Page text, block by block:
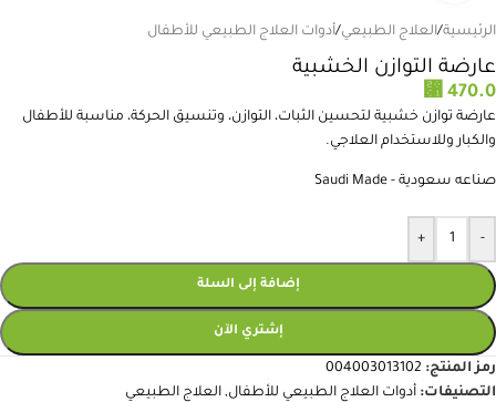
الرئيسية/العلاج الطبيعي/أدوات العلاج الطبيعي للأطفال
عارضة التوازن الخشبية
⃁ 470.0
عارضة توازن خشبية لتحسين الثبات، التوازن، وتنسيق الحركة، مناسبة للأطفال
والكبار وللاستخدام العلاجي.
صناعه سعودية - Saudi Made
-
+
إضافة إلى السلة
إشتري الآن
رمز المنتج: 004003013102
التصنيفات: أدوات العلاج الطبيعي للأطفال, العلاج الطبيعي